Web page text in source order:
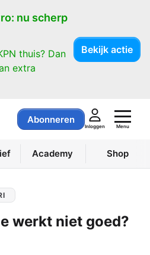
nu scherp
thuis? Dan
extra
Bekijk actie
Abonneren
Inloggen Menu
Academy Shop
werkt niet goed?